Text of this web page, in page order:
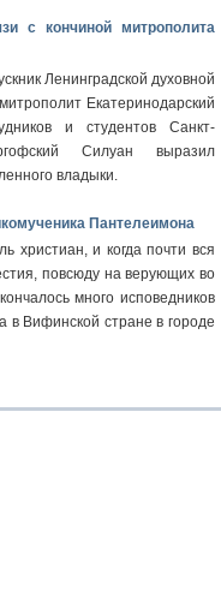
с кончиной митрополита
Ленинградской духовной
Екатеринодарский
и студентов Санкт-
Силуан выразил
владыки.
Пантелеимона
христиан, и когда почти вся
повсюду на верующих во
много исповедников
в Вифинской стране в городе